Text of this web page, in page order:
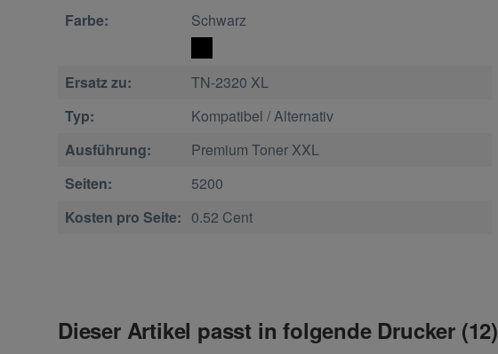
Farbe: Schwarz
Ersatz zu:
TN-2320 XL
Typ:
Kompatibel / Alternativ
Ausführung:
Premium Toner XXL
Seiten:
5200
Kosten pro Seite: 0.52 Cent
Dieser Artikel passt in folgende Drucker (12)